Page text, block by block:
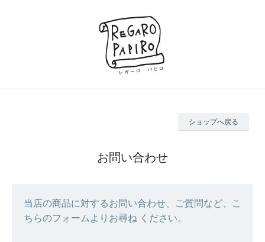
ショップへ戻る
お問い合わせ
当店の商品に対するお問い合わせ、ご質問など、こ
ちらのフォームよりお尋ね ください。